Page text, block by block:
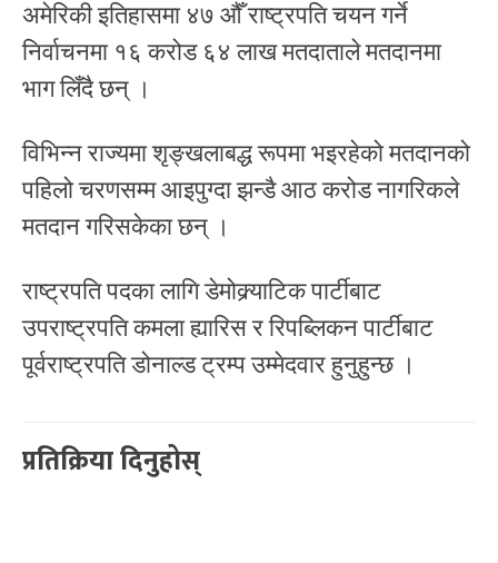
अमेरिकी इतिहासमा ४७ औँ राष्ट्रपति चयन गर्ने
निर्वाचनमा १६ करोड ६४ लाख मतदाताले मतदानमा
भाग लिँदै छन् ।
विभिन्न राज्यमा शृङ्खलाबद्ध रूपमा भइरहेको मतदानको
पहिलो चरणसम्म आइपुग्दा झन्डै आठ करोड नागरिकले
मतदान गरिसकेका छन् ।
राष्ट्रपति पदका लागि डेमोक्र्याटिक पार्टीबाट
उपराष्ट्रपति कमला ह्यारिस र रिपब्लिकन पार्टीबाट
पूर्वराष्ट्रपति डोनाल्ड ट्रम्प उम्मेदवार हुनुहुन्छ ।
प्रतिक्रिया दिनुहोस्